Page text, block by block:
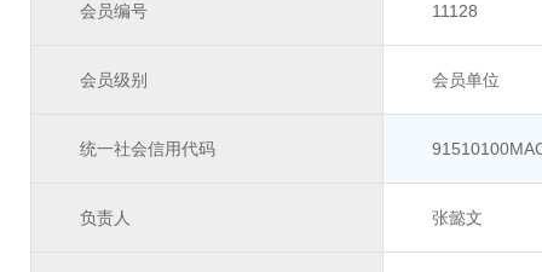
会员编号 11128
会员级别 会员单位
统一社会信用代码
负责人 张懿文